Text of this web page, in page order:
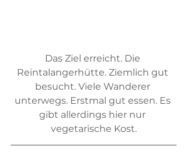
Das Ziel erreicht. Die
Reintalangerhütte. Ziemlich gut
besucht. Viele Wanderer
unterwegs. Erstmal gut essen. Es
gibt allerdings hier nur
vegetarische Kost.